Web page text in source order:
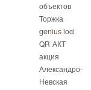
объектов
Торжка
genius loci
QR АКТ
акция
Александро-
Невская